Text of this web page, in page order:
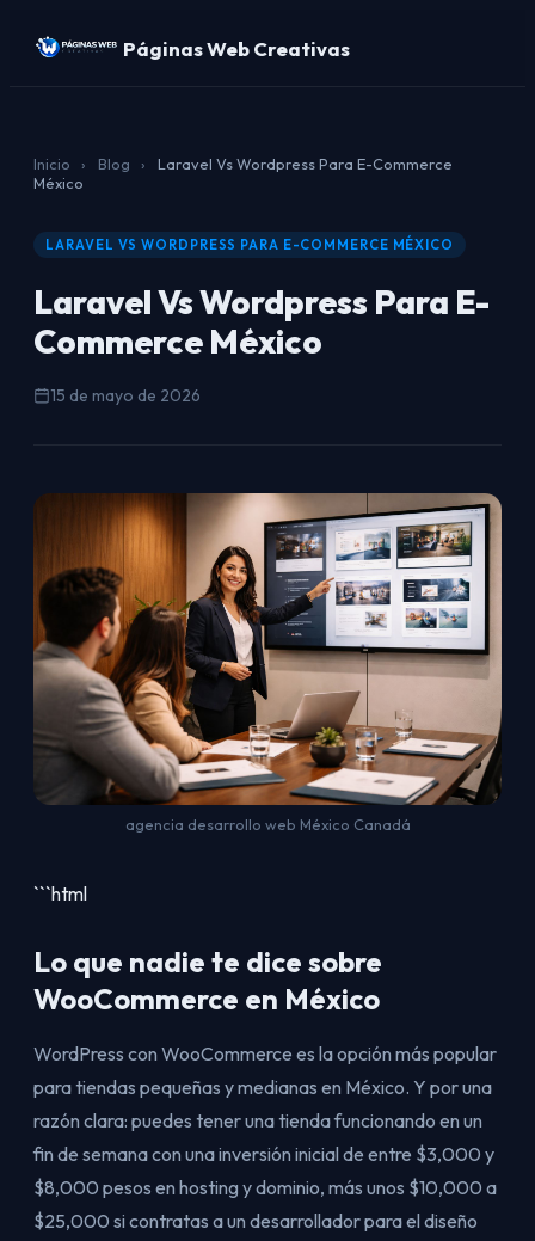
Páginas Web Creativas
Inicio › Blog ›
Laravel Vs Wordpress Para E-Commerce
México
LARAVEL VS WORDPRESS PARA E-COMMERCE MÉXICO
Laravel Vs Wordpress Para E-
Commerce México
15 de mayo de 2026
agencia desarrollo web México Canadá
```html
Lo que nadie te dice sobre
WooCommerce en México
WordPress con WooCommerce es la opción más popular
para tiendas pequeñas y medianas en México. Y por una
razón clara: puedes tener una tienda funcionando en un
fin de semana con una inversión inicial de entre $3,000 y
$8,000 pesos en hosting y dominio, más unos $10,000 a
$25,000 si contratas a un desarrollador para el diseño